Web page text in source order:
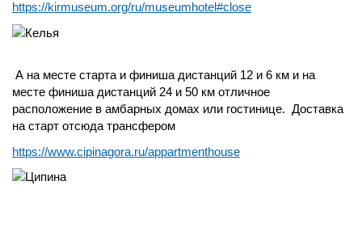
https://kirmuseum.org/ru/museumhotel#close
А на месте старта и финиша дистанций 12 и 6 км и на
месте финиша дистанций 24 и 50 км отличное
расположение в амбарных домах или гостинице. Доставка
на старт отсюда трансфером
https://www.cipinagora.ru/appartmenthouse